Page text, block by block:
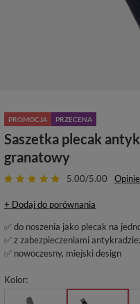
PROMOCJA PRZECENA
Saszetka plecak
granatowy
5.00/5.00
+ Dodaj do porównania
✅ do noszenia jako plecak na
✅ z zabezpieczeniami
✅ nowoczesny, miejski design
Kolor